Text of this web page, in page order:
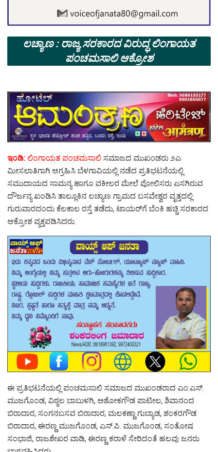
ಲಚ್ಯಾಣ : ರಾಜ್ಯ ಸರಕಾರದ ವಿರುದ್ಧ ಲಿಂಗಾಯತ
ಪಂಚಮಸಾಲಿ ಆಕ್ರೋಶ
ಇಂಡಿ: ಲಿಂಗಾಯತ ಪಂಚಮಸಾಲಿ ಸಮಾಜದ ಮುಖಂಡರು ೨ಎ
ಮೀಸಲಾತಿಗಾಗಿ ಆಗ್ರಹಿಸಿ ಬೆಳಗಾವಿಯಲ್ಲಿ ನಡೆದ ಪ್ರತಿಭಟನೆಯಲ್ಲಿ
ಸಮುದಾಯದ ಸಾಮನ್ಯ ಹಾಗೂ ವಕೀಲರ ಮೇಲೆ ಪೋಲಿಸರು ಏಸಗಿರುವ
ದೌರ್ಜನ್ಯ ಖಂಡಿಸಿ ತಾಲ್ಲೂಕಿನ ಲಚ್ಯಾಣ ಗ್ರಾಮದ ಬಸವೇಶ್ವರ ವೃತ್ತದಲ್ಲಿ
ಗುರುವಾರದಂದು ಕೆಲಕಾಲ ರಸ್ತೆ ತಡೆದು, ಟಾಯರ್‌ಗೆ ಬೆಂಕಿ ಹಚ್ಚಿ ಸರಕಾರದ
ಆಕ್ರೋಶ ವ್ಯಕ್ತಪಡಿಸಿದರು.
ಈ ಪ್ರತಿಭಟನೆಯಲ್ಲಿ ಪಂಚಮಸಾಲಿ ಸಮಾಜದ ಮುಖಂಡರಾದ ಎಂ.ಎಸ್.
ಮುಜಗೊಂಡ, ವಿಠ್ಠಲ ಬಾಬುಳಗಿ, ಅಶೋಕಗೌಡ ಪಾಟೀಲ, ಶಿವಾನಂದ
ಬಿರಾದಾರ, ಸಂಗನಬಸವ ಬಿರಾದಾರ, ಮಲಕಣ್ಣಾ ಗುಬ್ಯಾಡ, ಶಂಕರಗೌಡ
ಬಿರಾದಾರ, ಈರಣ್ಣ ಮುಜಗೊಂಡ, ಎಸ್.ಪಿ. ಮುಜಗೊಂಡ, ಸಂತೋಷ
ಸಂಭಾಜಿ, ರಾಜಶೇಖರ ವಾಡಿ, ಈರಣ್ಣ ಕರಾಳೆ ಸೇರಿದಂತೆ ಹಲವು ಜನರು